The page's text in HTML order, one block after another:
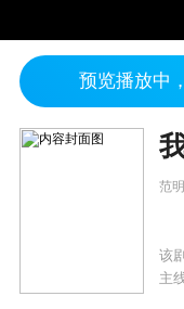
预览播放中
范
该
主